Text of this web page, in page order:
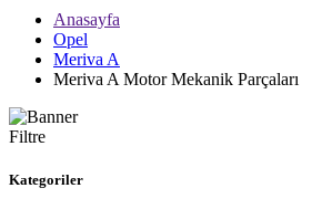
Anasayfa
Opel
Meriva A
Meriva A Motor Mekanik Parçaları
Filtre
Kategoriler